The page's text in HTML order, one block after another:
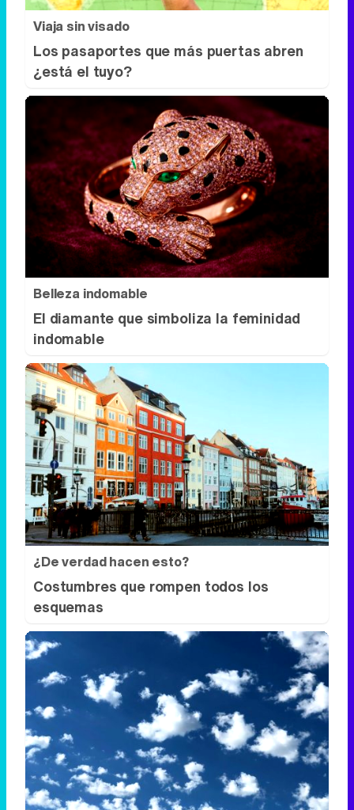
Belleza indomable
El diamante que simboliza la feminidad
indomable
¿De verdad hacen esto?
Costumbres que rompen todos los
esquemas
No es tu imaginación
¿Ves caras en enchufes, coches o nubes?
Tiene explicación